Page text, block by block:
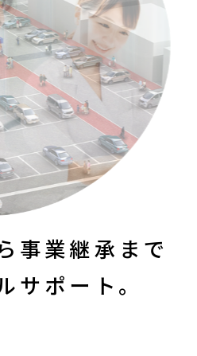
・お問い合わせ
はこちら
9245
事業継承まで
サポート。